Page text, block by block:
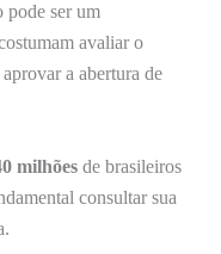
pode ser um
avaliar o
a abertura de
milhões de brasileiros
consultar sua